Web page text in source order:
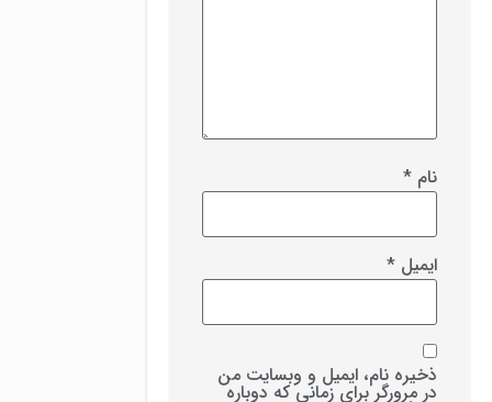
نام *
ایمیل *
ذخیره نام، ایمیل و وبسایت من
در مرورگر برای زمانی که دوباره